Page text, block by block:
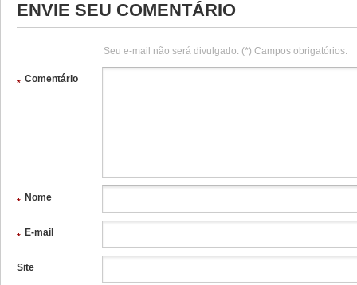
ENVIE SEU COMENTÁRIO
Seu e-mail não será divulgado. (*) Campos obrigatórios.
Comentário
*
Nome
*
E-mail
*
Site